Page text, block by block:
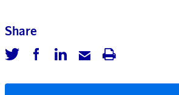
Share